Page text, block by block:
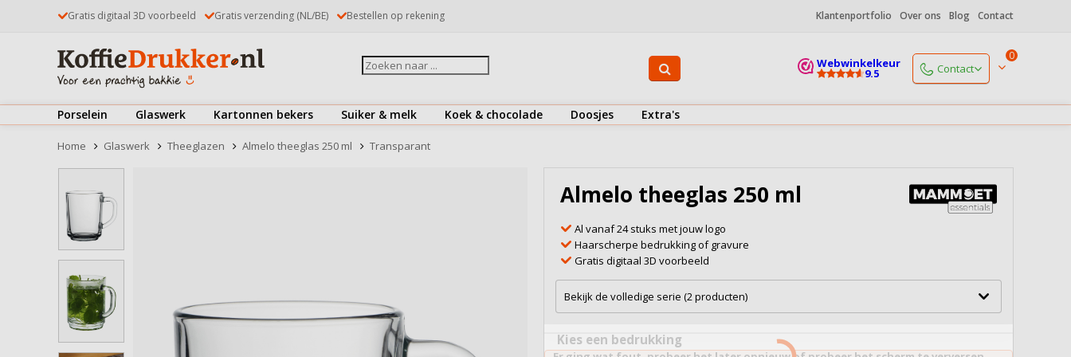
Gratis digitaal 3D voorbeeld Gratis verzending (NL/BE) Bestellen op rekening Klantenportfolio Over ons Blog Contact
Webwinkelkeur
9.5 Contact
MorgenOpen vanaf 9.00 uur
info@koffiedrukker.nl
Reactie binnen 4 werkuren
0
Porselein
Kop & schotels
Mokken & kopjes
Borden
Kommen & schaaltjes
Bekijk alles
Glaswerk
Theeglazen
Bierglazen
Kartonnen bekers
Koffiebekers
Suiker & melk
Suiker
Koek & chocolade Doosjes Extra's
Bestek
Doosjes
Onderzetters
Snoepjes
Home Glaswerk Theeglazen Almelo theeglas 250 ml Transparant
Almelo theeglas 250 ml
Al vanaf 24 stuks met jouw logo
Haarscherpe bedrukking of gravure
Gratis digitaal 3D voorbeeld
Bekijk de volledige serie (2 producten)
Kies een bedrukking